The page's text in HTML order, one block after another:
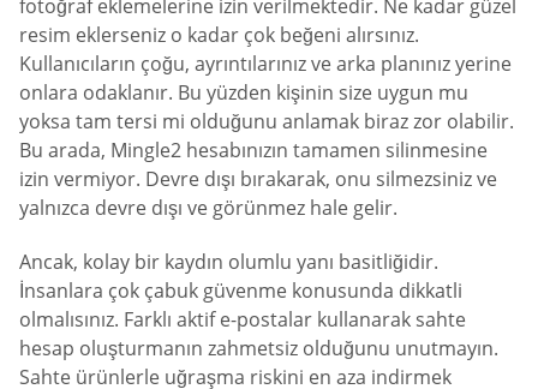
fotoğraf eklemelerine izin verilmektedir. Ne kadar güzel
resim eklerseniz o kadar çok beğeni alırsınız.
Kullanıcıların çoğu, ayrıntılarınız ve arka planınız yerine
onlara odaklanır. Bu yüzden kişinin size uygun mu
yoksa tam tersi mi olduğunu anlamak biraz zor olabilir.
Bu arada, Mingle2 hesabınızın tamamen silinmesine
izin vermiyor. Devre dışı bırakarak, onu silmezsiniz ve
yalnızca devre dışı ve görünmez hale gelir.
Ancak, kolay bir kaydın olumlu yanı basitliğidir.
İnsanlara çok çabuk güvenme konusunda dikkatli
olmalısınız. Farklı aktif e-postalar kullanarak sahte
hesap oluşturmanın zahmetsiz olduğunu unutmayın.
Sahte ürünlerle uğraşma riskini en aza indirmek